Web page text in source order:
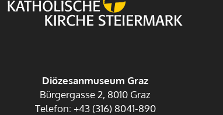
Diözesanmuseum Graz
Bürgergasse 2, 8010 Graz
Telefon: +43 (316) 8041-890